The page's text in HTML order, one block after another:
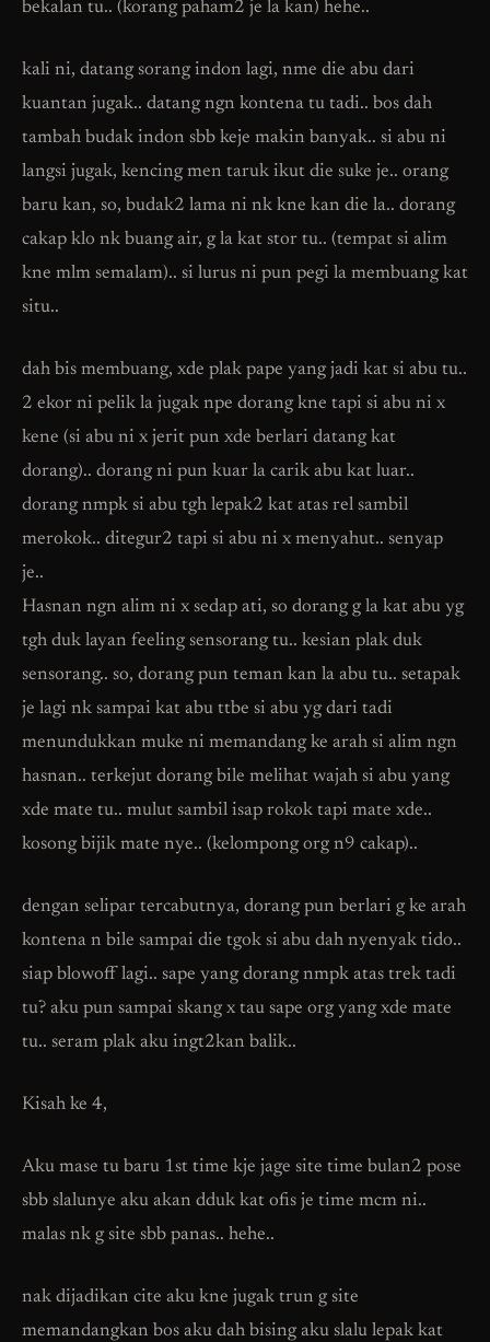
bekalan tu.. (korang paham2 je la kan) hehe..
kali ni, datang sorang indon lagi, nme die abu dari
kuantan jugak.. datang ngn kontena tu tadi.. bos dah
tambah budak indon sbb keje makin banyak.. si abu ni
langsi jugak, kencing men taruk ikut die suke je.. orang
baru kan, so, budak2 lama ni nk kne kan die la.. dorang
cakap klo nk buang air, g la kat stor tu.. (tempat si alim
kne mlm semalam).. si lurus ni pun pegi la membuang kat
situ..
dah bis membuang, xde plak pape yang jadi kat si abu tu..
2 ekor ni pelik la jugak npe dorang kne tapi si abu ni x
kene (si abu ni x jerit pun xde berlari datang kat
dorang).. dorang ni pun kuar la carik abu kat luar..
dorang nmpk si abu tgh lepak2 kat atas rel sambil
merokok.. ditegur2 tapi si abu ni x menyahut.. senyap
je..
Hasnan ngn alim ni x sedap ati, so dorang g la kat abu yg
tgh duk layan feeling sensorang tu.. kesian plak duk
sensorang.. so, dorang pun teman kan la abu tu.. setapak
je lagi nk sampai kat abu ttbe si abu yg dari tadi
menundukkan muke ni memandang ke arah si alim ngn
hasnan.. terkejut dorang bile melihat wajah si abu yang
xde mate tu.. mulut sambil isap rokok tapi mate xde..
kosong bijik mate nye.. (kelompong org n9 cakap)..
dengan selipar tercabutnya, dorang pun berlari g ke arah
kontena n bile sampai die tgok si abu dah nyenyak tido..
siap blowoff lagi.. sape yang dorang nmpk atas trek tadi
tu? aku pun sampai skang x tau sape org yang xde mate
tu.. seram plak aku ingt2kan balik..
Kisah ke 4,
Aku mase tu baru 1st time kje jage site time bulan2 pose
sbb slalunye aku akan dduk kat ofis je time mcm ni..
malas nk g site sbb panas.. hehe..
nak dijadikan cite aku kne jugak trun g site
memandangkan bos aku dah bising aku slalu lepak kat